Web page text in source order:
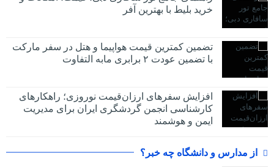
خرید بلیط با بهترین آفر
تضمین کمترین قیمت هواپیما و هتل در سفر مارکت
با تضمین عودت ۲ برابری مابه التفاوت
افزایش سفرهای ارزان‌قیمت نوروزی؛ راهکارهای
کارشناسی انجمن گردشگری ایران برای مدیریت
ایمن و هوشمند
از مدارس و دانشگاه چه خبر؟